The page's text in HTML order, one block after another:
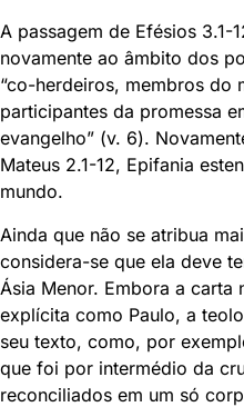
A passagem de Efésios 3.1-
novamente ao âmbito dos
“co-herdeiros, membros do
participantes da promessa
evangelho” (v. 6).
Mateus 2.1-12, Epifania
mundo.
Ainda que não se atribua
considera-se que ela deve
Ásia Menor. Embora a carta
explícita como Paulo, a
seu texto, como, por
que foi por intermédio da
reconciliados em um só